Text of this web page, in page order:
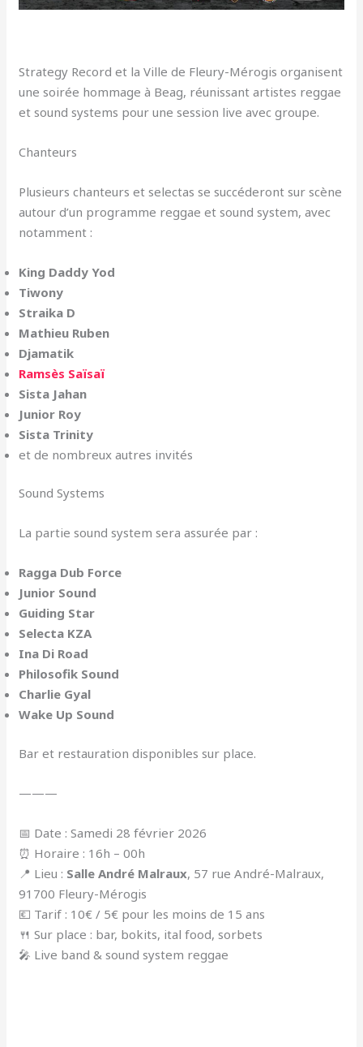
Strategy Record et la Ville de Fleury-Mérogis organisent
une soirée hommage à Beag, réunissant artistes reggae
et sound systems pour une session live avec groupe.
Chanteurs
Plusieurs chanteurs et selectas se succéderont sur scène
autour d’un programme reggae et sound system, avec
notamment :
King Daddy Yod
Tiwony
Straika D
Mathieu Ruben
Djamatik
Ramsès Saïsaï
Sista Jahan
Junior Roy
Sista Trinity
et de nombreux autres invités
Sound Systems
La partie sound system sera assurée par :
Ragga Dub Force
Junior Sound
Guiding Star
Selecta KZA
Ina Di Road
Philosofik Sound
Charlie Gyal
Wake Up Sound
Bar et restauration disponibles sur place.
———
📅 Date : Samedi 28 février 2026
⏰ Horaire : 16h – 00h
📍 Lieu : Salle André Malraux, 57 rue André-Malraux,
91700 Fleury-Mérogis
💶 Tarif : 10€ / 5€ pour les moins de 15 ans
🍴 Sur place : bar, bokits, ital food, sorbets
🎤 Live band & sound system reggae